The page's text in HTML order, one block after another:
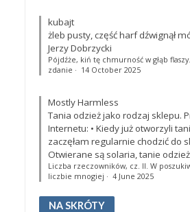
kubajt
żleb pusty, część harf dźwignął
Jerzy Dobrzycki
Pójdźże, kiń tę chmurność w głąb
zdanie · 14 October 2025
Mostly Harmless
Tania odzież jako rodzaj sklepu.
Internetu: • Kiedy już otworzyli
zaczęłam regularnie chodzić do
Otwierane są solaria, tanie
Liczba rzeczowników, cz. II. W
liczbie mnogiej · 4 June 2025
NA SKRÓTY